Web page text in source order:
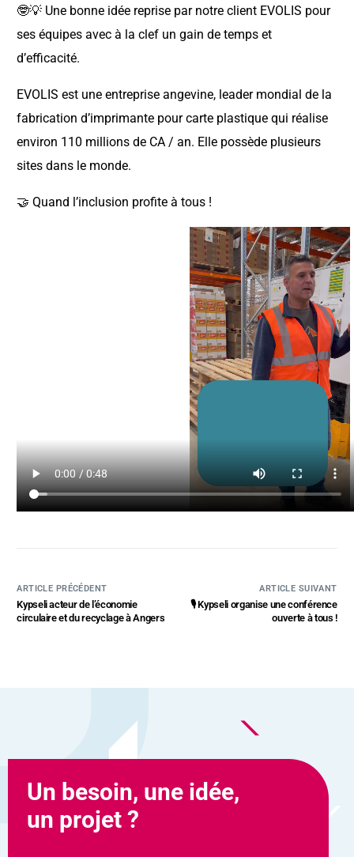
🤓💡 Une bonne idée reprise par notre client EVOLIS pour
ses équipes avec à la clef un gain de temps et
d’efficacité.
EVOLIS est une entreprise angevine, leader mondial de la
fabrication d’imprimante pour carte plastique qui réalise
environ 110 millions de CA / an. Elle possède plusieurs
sites dans le monde.
🤝 Quand l’inclusion profite à tous !
ARTICLE PRÉCÉDENT
Kypseli acteur de l’économie
circulaire et du recyclage à Angers
ARTICLE SUIVANT
🎙️ Kypseli organise une conférence
ouverte à tous !
Un besoin, une idée,
un projet ?